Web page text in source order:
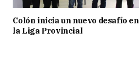
Colón inicia un nuevo desafío en
la Liga Provincial